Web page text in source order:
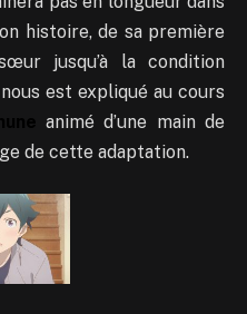
histoire, de sa première
jusqu’à la condition
est expliqué au cours
animé d’une main de
de cette adaptation.